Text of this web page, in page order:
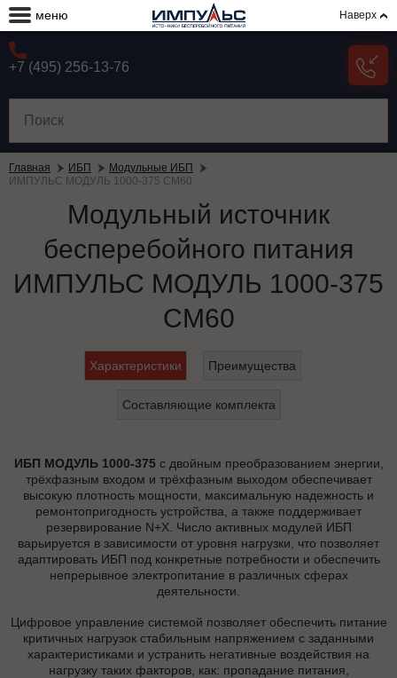
меню Наверх
+7 (495) 256-13-76
Главная ИБП
Модульные ИБП
ИМПУЛЬС МОДУЛЬ 1000-375 СМ60
Модульный источник
бесперебойного питания
ИМПУЛЬС МОДУЛЬ 1000-375
СМ60
Характеристики Преимущества
Составляющие комплекта
ИБП МОДУЛЬ 1000-375с двойным преобразованием энергии,
трёхфазным входом и трёхфазным выходом обеспечивает
высокую плотность мощности, максимальную надежность и
ремонтопригодность устройства, а также поддерживает
резервирование N+X. Число активных модулей ИБП
варьируется в зависимости от уровня нагрузки, что позволяет
адаптировать ИБП под конкретные потребности и обеспечить
непрерывное электропитание в различных сферах
деятельности.
Цифровое управление системой позволяет обеспечить питание
критичных нагрузок стабильным напряжением с заданными
характеристиками и устранить негативные воздействия на
нагрузку таких факторов, как: пропадание питания,